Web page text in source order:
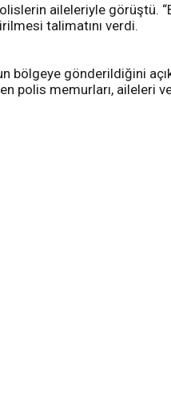
aileleriyle
talimatını verdi.
bölgeye gönderildiğini
polis memurları, aileleri